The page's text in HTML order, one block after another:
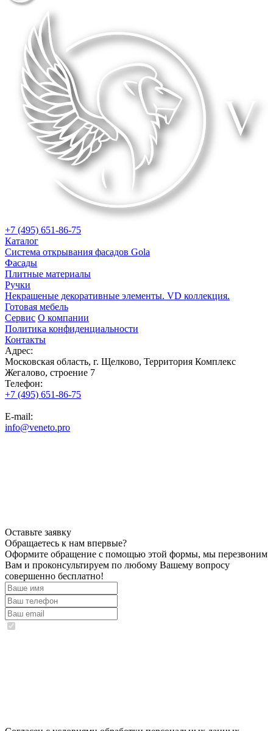
+7 (495) 651-86-75
Каталог
Система открывания фасадов Gola
Фасады
Плитные материалы
Ручки
Некрашеные декоративные элементы. VD коллекция.
Готовая мебель
Сервис О компании
Политика конфиденциальности
Контакты
Адрес:
Московская область, г. Щелково, Территория Комплекс
Жегалово, строение 7
Телефон:
+7 (495) 651-86-75
E-mail:
info@veneto.pro
Оставьте заявку
Обращаетесь к нам впервые?
Оформите обращение с помощью этой формы, мы перезвоним
Вам и проконсультируем по любому Вашему вопросу
совершенно бесплатно!